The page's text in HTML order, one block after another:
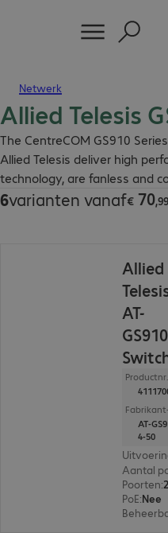
Netwerk
Allied Telesis
The CentreCOM GS910
Allied Telesis deliver high
technology, are fanless and
6varianten vanaf€ 70,99
€ 70,99
Allied
AT-
AT-
4-50
Aantal
Poorten:
PoE:Nee